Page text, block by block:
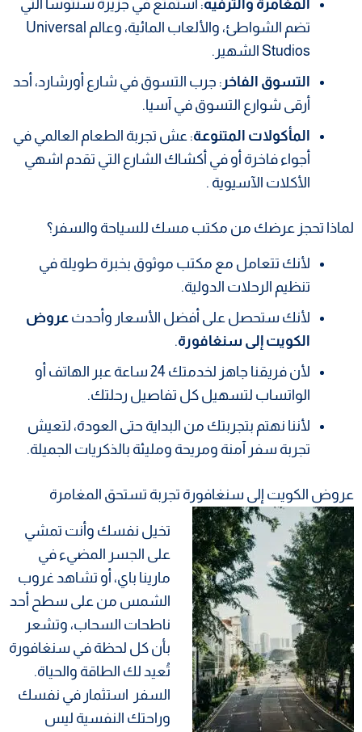
المغامرة والترفيه: استمتع في جزيرة سنتوسا التي
تضم الشواطئ، والألعاب المائية، وعالم Universal
Studios الشهير.
التسوق الفاخر : جرب التسوق في شارع أورشارد، أحد
أرقى شوارع التسوق في آسيا.
المأكولات المتنوعة: عش تجربة الطعام العالمي في
أجواء فاخرة أو في أكشاك الشارع التي تقدم اشهي
الأكلات الآسيوية .
لماذا تحجز عرضك من مكتب مسك للسياحة والسفر؟
لأنك تتعامل مع مكتب موثوق بخبرة طويلة في
تنظيم الرحلات الدولية.
لأنك ستحصل على أفضل الأسعار وأحدث عروض
الكويت إلى سنغافورة.
لأن فريقنا جاهز لخدمتك 24 ساعة عبر الهاتف أو
الواتساب لتسهيل كل تفاصيل رحلتك.
لأننا نهتم بتجربتك من البداية حتى العودة، لتعيش
تجربة سفر آمنة ومريحة ومليئة بالذكريات الجميلة.
عروض الكويت إلى سنغافورة تجربة تستحق المغامرة
تخيل نفسك وأنت تمشي
على الجسر المضيء في
مارينا باي، أو تشاهد غروب
الشمس من على سطح أحد
ناطحات السحاب، وتشعر
بأن كل لحظة في سنغافورة
تُعيد لك الطاقة والحياة.
السفر استثمار في نفسك
وراحتك النفسية ليس